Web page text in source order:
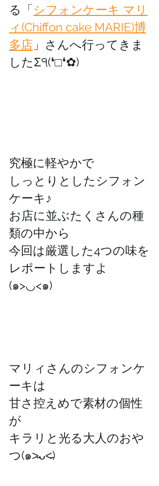
る「シフォンケーキ マリ
ィ(Chiffon cake MARIE)博
多店 」さんへ行ってきま
したΣ੧(❛□❛✿)
究極に軽やかで
しっとりとしたシフォン
ケーキ♪
お店に並ぶたくさんの種
類の中から
今回は厳選した4つの味を
レポートしますよ
(๑>◡<๑)
マリィさんのシフォンケ
ーキは
甘さ控えめで素材の個性
が
キラリと光る大人のおや
つ(๑˃̵ᴗ˂̵)